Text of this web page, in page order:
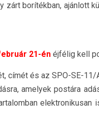
zárt borítékban, ajánlott
21-énéjfélig kell
címét és az SPO-SE-11/
amelyek postára
elektronikusan